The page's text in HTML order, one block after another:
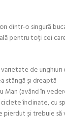
dintr-o singură
pentru toți cei
de
stângă și dreaptă
(având în
înclinate, cu
și trebuie